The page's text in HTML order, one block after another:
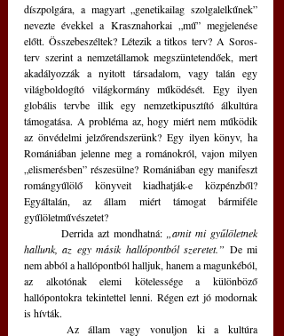
díszpolgára, a magyart „genetikailag szolgalelkűnek”
nevezte évekkel a Krasznahorkai „mű” megjelenése
előtt. Összebeszéltek? Létezik a titkos terv? A Soros-
terv szerint a nemzetállamok megszüntetendőek, mert
akadályozzák a nyitott társadalom, vagy talán egy
világboldogító világkormány működését. Egy ilyen
globális tervbe illik egy nemzetkipusztító álkultúra
támogatása. A probléma az, hogy miért nem működik
az önvédelmi jelzőrendszerünk? Egy ilyen könyv, ha
Romániában jelenne meg a románokról, vajon milyen
„elismerésben” részesülne? Romániában egy manifeszt
romángyűlölő könyveit kiadhatják-e közpénzből?
Egyáltalán, az állam miért támogat bármiféle
gyűlöletművészetet?
	Derrida azt mondhatná:
„amit mi gyűlöletnek
hallunk, az egy másik hallópontból szeretet.” De mi
nem abból a hallópontból halljuk, hanem a magunkéból,
az alkotónak elemi kötelessége a különböző
hallópontokra tekintettel lenni. Régen ezt jó modornak
is hívták.